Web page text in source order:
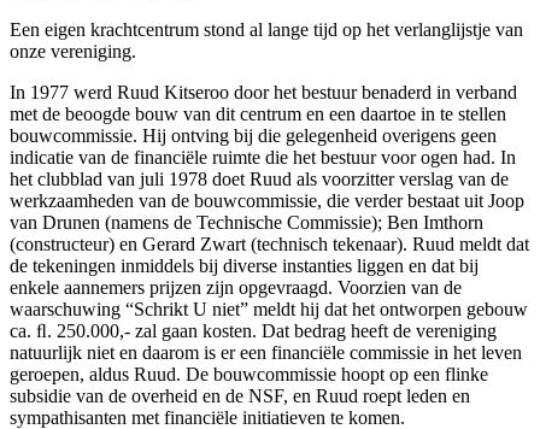
Een eigen krachtcentrum stond al lange tijd op het verlanglijstje van
onze vereniging.
In 1977 werd Ruud Kitseroo door het bestuur benaderd in verband
met de beoogde bouw van dit centrum en een daartoe in te stellen
bouwcommissie. Hij ontving bij die gelegenheid overigens geen
indicatie van de financiële ruimte die het bestuur voor ogen had. In
het clubblad van juli 1978 doet Ruud als voorzitter verslag van de
werkzaamheden van de bouwcommissie, die verder bestaat uit Joop
van Drunen (namens de Technische Commissie); Ben Imthorn
(constructeur) en Gerard Zwart (technisch tekenaar). Ruud meldt dat
de tekeningen inmiddels bij diverse instanties liggen en dat bij
enkele aannemers prijzen zijn opgevraagd. Voorzien van de
waarschuwing “Schrikt U niet” meldt hij dat het ontworpen gebouw
ca. ﬂ. 250.000,- zal gaan kosten. Dat bedrag heeft de vereniging
natuurlijk niet en daarom is er een financiële commissie in het leven
geroepen, aldus Ruud. De bouwcommissie hoopt op een flinke
subsidie van de overheid en de NSF, en Ruud roept leden en
sympathisanten met financiële initiatieven te komen.